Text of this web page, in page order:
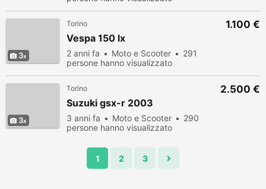
3
Torino
Vespa 150 lx
2 anni fa Moto e Scooter
291
persone hanno visualizzato
1.100 €
3
Torino
Suzuki gsx-r 2003
3 anni fa Moto e Scooter
290
persone hanno visualizzato
2.500 €
1 2 3